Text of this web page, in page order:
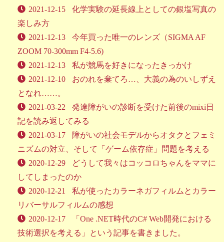
2021-12-15
化学実験の延長線上としての銀塩写真の
楽しみ方
2021-12-13
今年買った唯一のレンズ（SIGMA AF
ZOOM 70-300mm F4-5.6)
2021-12-13
私が競馬を好きになったきっかけ
2021-12-10
おのれを棄てろ…、大義の為のいしずえ
となれ……。
2021-03-22
発達障がいの診断を受けた前後のmixi日
記を読み返してみる
2021-03-17
障がいの社会モデルからオタクとフェミ
ニズムの対立、そして「ゲーム依存症」問題を考える
2020-12-29
どうして我々はコッコロちゃんをママに
してしまったのか
2020-12-21
私が使ったカラーネガフィルムとカラー
リバーサルフィルムの感想
2020-12-17
「One .NET時代のC# Web開発における
技術選択を考える」という記事を書きました。